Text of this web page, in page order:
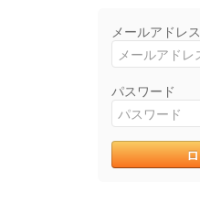
メールアドレス
パスワード